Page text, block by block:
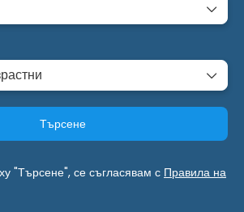
Търсене
"Търсене", се съгласявам с Правила на